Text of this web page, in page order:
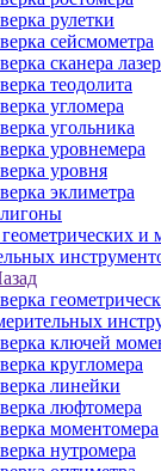
рулетки
сейсмометра
сканера
теодолита
угломера
угольника
уровнемера
уровня
эклиметра
и
ключей
кругломера
линейки
люфтомера
моментомера
нутромера